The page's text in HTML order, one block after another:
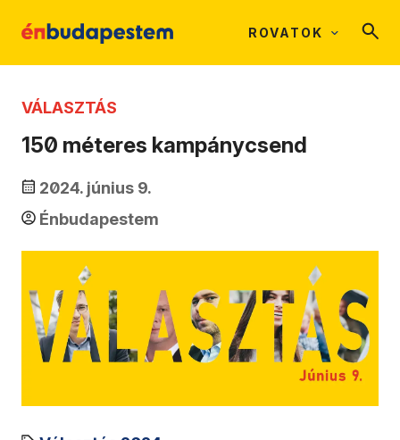
ROVATOK
VÁLASZTÁS
150 méteres kampánycsend
2024. június 9.
Énbudapestem